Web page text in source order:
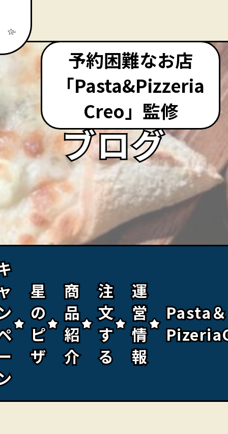
予約困難なお店
「Pasta&Pizzeria
Creo」監修
ブログ
ブログ
星
の
ピ
ザ
星
の
ピ
ザ
商
品
紹
介
商
品
紹
介
注
文
す
る
注
文
す
る
運
営
情
報
運
営
情
報
Pasta＆
Pasta＆